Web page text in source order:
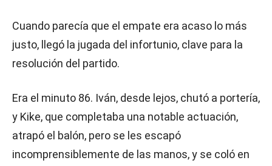
Cuando parecía que el empate era acaso lo más
justo, llegó la jugada del infortunio, clave para la
resolución del partido.
Era el minuto 86. Iván, desde lejos, chutó a portería,
y Kike, que completaba una notable actuación,
atrapó el balón, pero se les escapó
incomprensiblemente de las manos, y se coló en